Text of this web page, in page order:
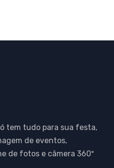
tem tudo para sua festa,
de eventos,
de fotos e câmera 360º